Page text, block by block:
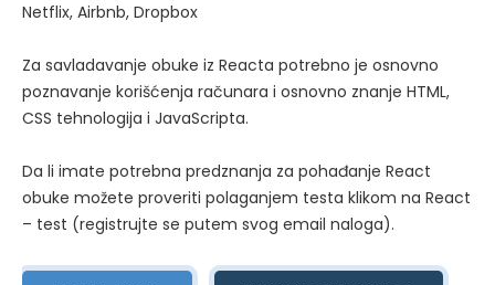
Netflix, Airbnb, Dropbox
Za savladavanje obuke iz Reacta potrebno je osnovno
poznavanje korišćenja računara i osnovno znanje HTML,
CSS tehnologija i JavaScripta.
Da li imate potrebna predznanja za pohađanje React
obuke možete proveriti polaganjem testa klikom na React
– test (registrujte se putem svog email naloga).